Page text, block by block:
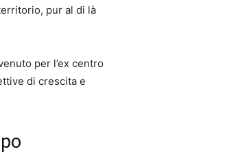
pur al di là
per l’ex centro
di crescita e